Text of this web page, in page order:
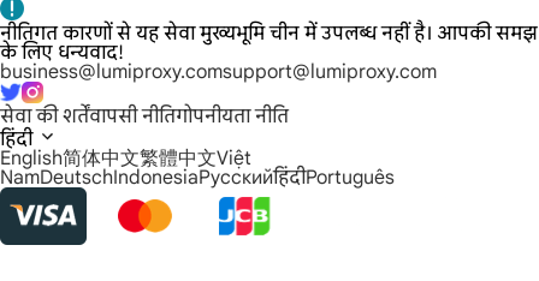
नीतिगत कारणों से यह सेवा मुख्यभूमि चीन में उपलब्ध नहीं है। आपकी समझ
के लिए धन्यवाद!
business@lumiproxy.comsupport@lumiproxy.com
सेवा की शर्तेंवापसी नीतिगोपनीयता नीति
हिंदी
English简体中文繁體中文Việt
NamDeutschIndonesiaРусскийहिंदीPortuguês